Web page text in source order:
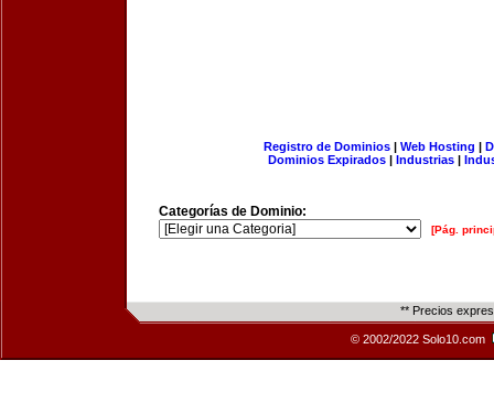
Registro de Dominios| Web Hosting |
Dominios Expirados | Industrias |
Categorías de Dominio:
[Pág.
** Precios
© 2002/2022 Solo10.com